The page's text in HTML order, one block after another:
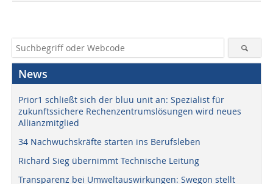
News
Prior1 schließt sich der bluu unit an: Spezialist für
zukunftssichere Rechenzentrumslösungen wird neues
Allianzmitglied
34 Nachwuchskräfte starten ins Berufsleben
Richard Sieg übernimmt Technische Leitung
Transparenz bei Umweltauswirkungen: Swegon stellt